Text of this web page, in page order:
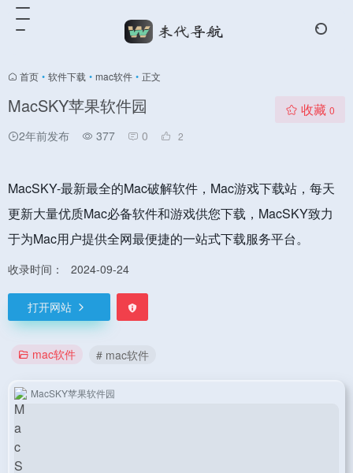
首页 • 软件下载 • mac软件 • 正文
MacSKY苹果软件园
2年前发布 377 0 2
收藏 0
MacSKY-最新最全的Mac破解软件，Mac游戏下载站，每天
更新大量优质Mac必备软件和游戏供您下载，MacSKY致力
于为Mac用户提供全网最便捷的一站式下载服务平台。
收录时间： 2024-09-24
打开网站
mac软件 # mac软件
MacSKY苹果软件园